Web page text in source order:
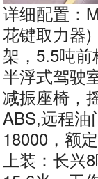
详细配置：
花键取力器)
架，5.5吨前
半浮式驾驶
减振座椅，
ABS,远程油
18000，额
上装：长兴